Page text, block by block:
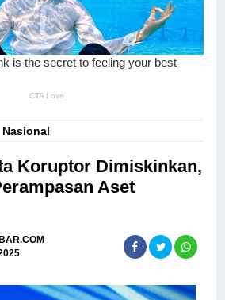
Nasional
Koruptor Dimiskinkan,
Aset